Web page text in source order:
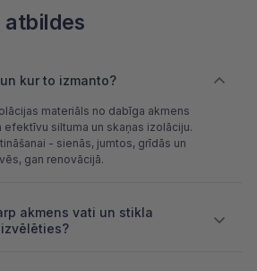
kur to izmanto?
materiāls no dabīga akmens
efektīvu siltuma un skaņas izolāciju.
- sienās, jumtos, grīdās un
gan renovācijā.
akmens vati un stikla